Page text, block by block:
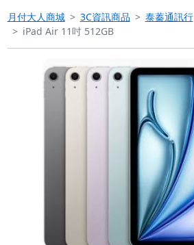
月付大人商城 3C資訊商品
泰蓁通訊行
iPad Air 11吋 512GB